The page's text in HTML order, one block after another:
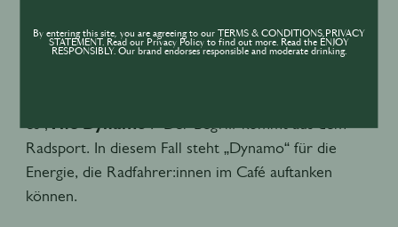
Als Utber auf der Suche nach einem Namen für sein
Radsport. In diesem Fall steht „Dynamo“ für die
Energie, die Radfahrer:innen im Café auftanken
können.
By entering this site, you are agreeing to our TERMS & CONDITIONS,PRIVACY
STATEMENT. Read our Privacy Policy to find out more. Read the ENJOY
RESPONSIBLY. Our brand endorses responsible and moderate drinking.